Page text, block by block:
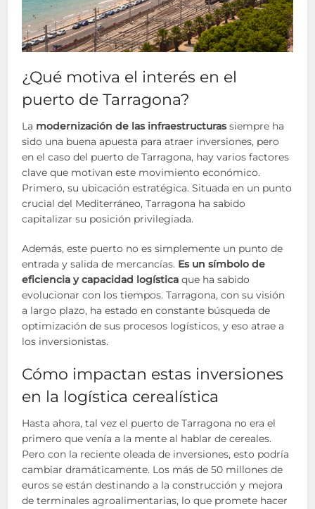
¿Qué motiva el interés en el
puerto de Tarragona?
La modernización de las infraestructurassiempre ha
sido una buena apuesta para atraer inversiones, pero
en el caso del puerto de Tarragona, hay varios factores
clave que motivan este movimiento económico.
Primero, su ubicación estratégica. Situada en un punto
crucial del Mediterráneo, Tarragona ha sabido
capitalizar su posición privilegiada.
Además, este puerto no es simplemente un punto de
entrada y salida de mercancías. Es un símbolo de
eficiencia y capacidad logística que ha sabido
evolucionar con los tiempos. Tarragona, con su visión
a largo plazo, ha estado en constante búsqueda de
optimización de sus procesos logísticos, y eso atrae a
los inversionistas.
Cómo impactan estas inversiones
en la logística cerealística
Hasta ahora, tal vez el puerto de Tarragona no era el
primero que venía a la mente al hablar de cereales.
Pero con la reciente oleada de inversiones, esto podría
cambiar dramáticamente. Los más de 50 millones de
euros se están destinando a la construcción y mejora
de terminales agroalimentarias, lo que promete hacer